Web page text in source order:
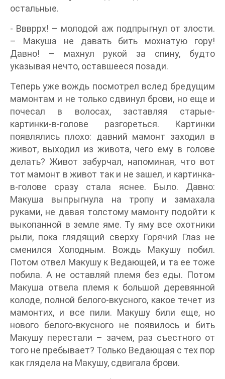
остальные.
- Вввррх! – молодой аж подпрыгнул от злости.
– Макуша не давать бить мохнатую гору!
Давно! – махнул рукой за спину, будто
указывая нечто, оставшееся позади.
Теперь уже вождь посмотрел вслед бредущим
мамонтам и не только сдвинул брови, но еще и
почесал в волосах, заставляя старые-
картинки-в-голове разгореться. Картинки
появлялись плохо: давний мамонт заходил в
живот, выходил из живота, чего ему в голове
делать? Живот забурчал, напоминая, что вот
тот мамонт в живот так и не зашел, и картинка-
в-голове сразу стала яснее. Было. Давно:
Макуша выпрыгнула на тропу и замахала
руками, не давая толстому мамонту подойти к
выкопанной в земле яме. Ту яму все охотники
рыли, пока глядящий сверху Горячий Глаз не
сменился Холодным. Вождь Макушу побил.
Потом отвел Макушу к Ведающей, и та ее тоже
побила. А не оставляй племя без еды. Потом
Макуша отвела племя к большой деревянной
колоде, полной белого-вкусного, какое течет из
мамонтих, и все пили. Макушу били еще, но
нового белого-вкусного не появилось и бить
Макушу перестали – зачем, раз съестного от
того не пребывает? Только Ведающая с тех пор
как глядела на Макушу, сдвигала брови.